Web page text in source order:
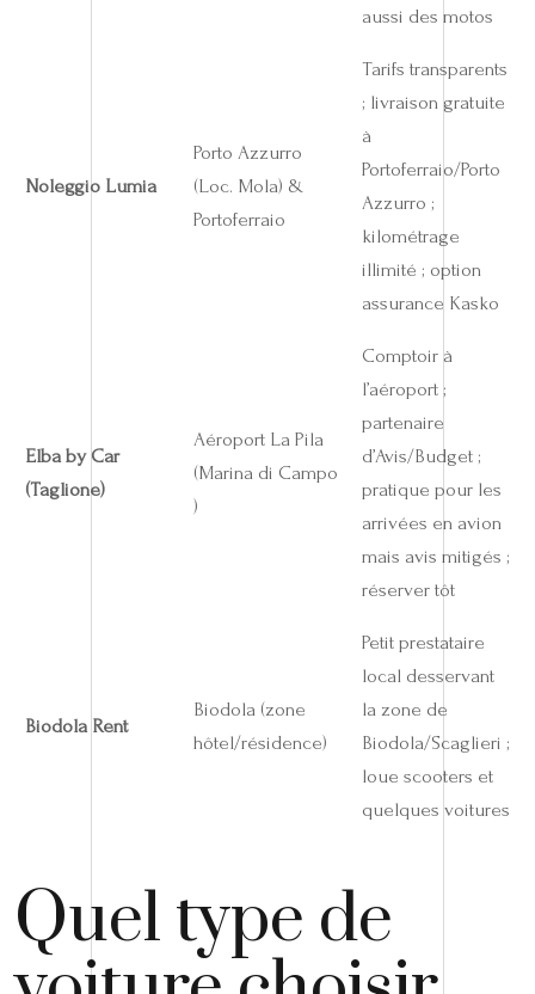
aussi des motos
Noleggio Lumia
Porto Azzurro
(Loc. Mola) &
Portoferraio
Tarifs transparents
; livraison gratuite
à
Portoferraio/Porto
Azzurro ;
kilométrage
illimité ; option
assurance Kasko
Elba by Car
(Taglione)
Aéroport La Pila
(Marina di Campo
)
Comptoir à
l’aéroport ;
partenaire
d’Avis/Budget ;
pratique pour les
arrivées en avion
mais avis mitigés ;
réserver tôt
Biodola Rent
Biodola (zone
hôtel/résidence)
Petit prestataire
local desservant
la zone de
Biodola/Scaglieri ;
loue scooters et
quelques voitures
Quel type de